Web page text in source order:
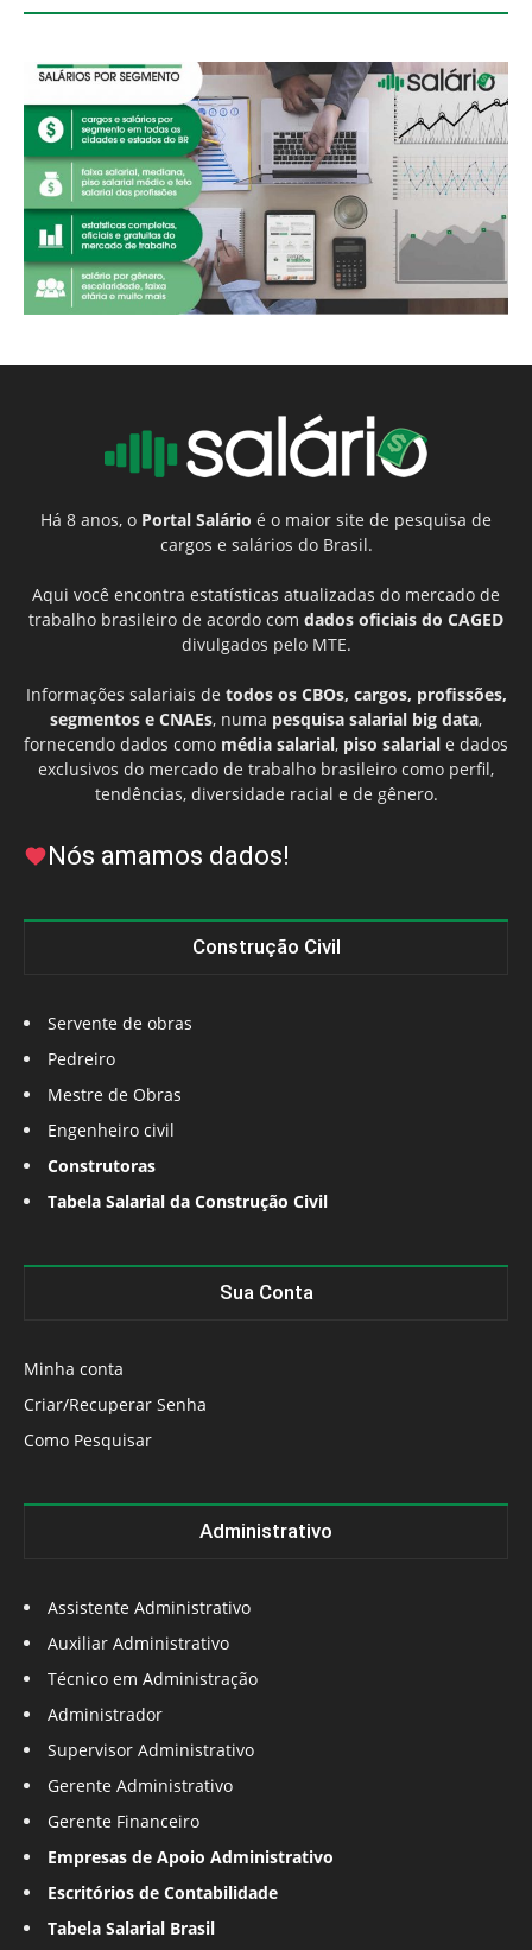
Há 8 anos, o Portal Salário é o maior site de pesquisa de
cargos e salários do Brasil.
Aqui você encontra estatísticas atualizadas do mercado de
trabalho brasileiro de acordo com dados oficiais do CAGED
divulgados pelo MTE.
Informações salariais de todos os CBOs, cargos, profissões,
segmentos e CNAEs, numa pesquisa salarial big data,
fornecendo dados como média salarial, piso salarial e dados
exclusivos do mercado de trabalho brasileiro como perfil,
tendências, diversidade racial e de gênero.
Nós amamos dados!
Construção Civil
Servente de obras
Pedreiro
Mestre de Obras
Engenheiro civil
Construtoras
Tabela Salarial da Construção Civil
Sua Conta
Minha conta
Criar/Recuperar Senha
Como Pesquisar
Administrativo
Assistente Administrativo
Auxiliar Administrativo
Técnico em Administração
Administrador
Supervisor Administrativo
Gerente Administrativo
Gerente Financeiro
Empresas de Apoio Administrativo
Escritórios de Contabilidade
Tabela Salarial Brasil